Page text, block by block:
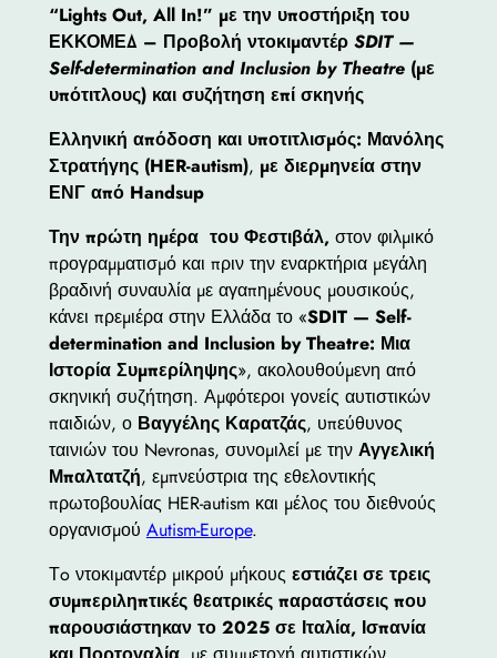
“Lights Out, All In!” με την υποστήριξη του
ΕΚΚΟΜΕΔ – Προβολή ντοκιμαντέρ SDIT —
Self-determination and Inclusion by Theatre(με
υπότιτλους) και συζήτηση επί σκηνής
Ελληνική απόδοση και υποτιτλισμός: Μανόλης
Στρατήγης (HER-autism), με διερμηνεία στην
ΕΝΓ από Handsup
Την πρώτη ημέρα του Φεστιβάλ, στον φιλμικό
προγραμματισμό και πριν την εναρκτήρια μεγάλη
βραδινή συναυλία με αγαπημένους μουσικούς,
κάνει πρεμιέρα στην Ελλάδα το «SDIT — Self-
determination and Inclusion by Theatre: Μια
Ιστορία Συμπερίληψης», ακολουθούμενη από
σκηνική συζήτηση. Αμφότεροι γονείς αυτιστικών
παιδιών, ο Βαγγέλης Καρατζάς, υπεύθυνος
ταινιών του Nevronas, συνομιλεί με την Αγγελική
Μπαλτατζή, εμπνεύστρια της εθελοντικής
πρωτοβουλίας HER-autism και μέλος του διεθνούς
οργανισμού Autism-Europe.
Τo ντοκιμαντέρ μικρού μήκους εστιάζει σε τρεις
συμπεριληπτικές θεατρικές παραστάσεις που
παρουσιάστηκαν το 2025 σε Ιταλία, Ισπανία